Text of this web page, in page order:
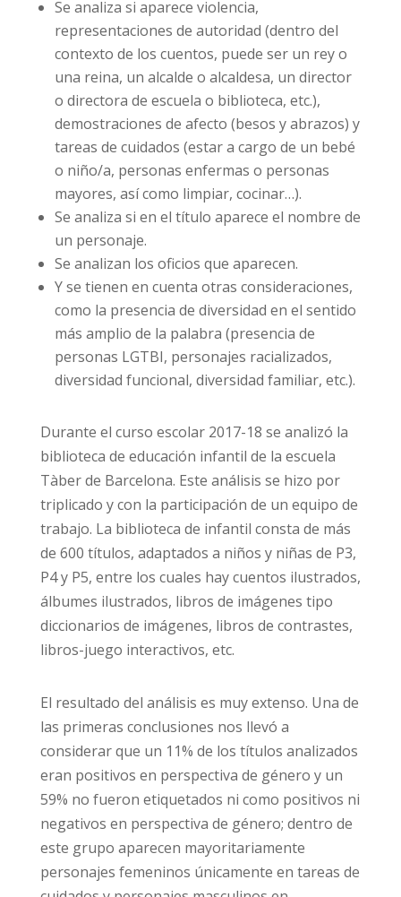
Se analiza si aparece violencia,
representaciones de autoridad (dentro del
contexto de los cuentos, puede ser un rey o
una reina, un alcalde o alcaldesa, un director
o directora de escuela o biblioteca, etc.),
demostraciones de afecto (besos y abrazos) y
tareas de cuidados (estar a cargo de un bebé
o niño/a, personas enfermas o personas
mayores, así como limpiar, cocinar…).
Se analiza si en el título aparece el nombre de
un personaje.
Se analizan los oficios que aparecen.
Y se tienen en cuenta otras consideraciones,
como la presencia de diversidad en el sentido
más amplio de la palabra (presencia de
personas LGTBI, personajes racializados,
diversidad funcional, diversidad familiar, etc.).
Durante el curso escolar 2017-18 se analizó la
biblioteca de educación infantil de la escuela
Tàber de Barcelona. Este análisis se hizo por
triplicado y con la participación de un equipo de
trabajo. La biblioteca de infantil consta de más
de 600 títulos, adaptados a niños y niñas de P3,
P4 y P5, entre los cuales hay cuentos ilustrados,
álbumes ilustrados, libros de imágenes tipo
diccionarios de imágenes, libros de contrastes,
libros-juego interactivos, etc.
El resultado del análisis es muy extenso. Una de
las primeras conclusiones nos llevó a
considerar que un 11% de los títulos analizados
eran positivos en perspectiva de género y un
59% no fueron etiquetados ni como positivos ni
negativos en perspectiva de género; dentro de
este grupo aparecen mayoritariamente
personajes femeninos únicamente en tareas de